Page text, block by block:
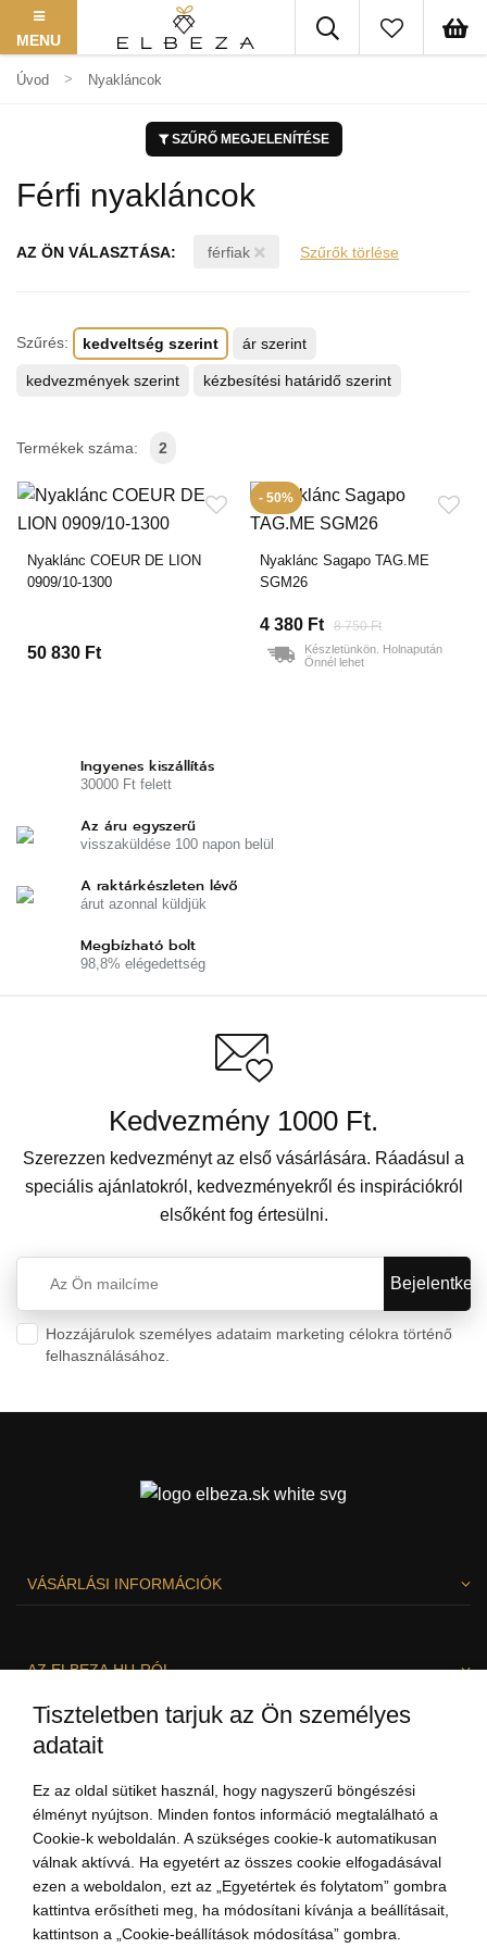
MENU
Úvod Nyakláncok
SZŰRŐ MEGJELENÍTÉSE
Férfi nyakláncok
AZ ÖN VÁLASZTÁSA: férfiak Szűrők törlése
Szűrés: kedveltség szerint ár szerint
kedvezmények szerint kézbesítési határidő szerint
Termékek száma: 2
Nyaklánc COEUR DE LION
0909/10-1300
50 830 Ft
- 50%
Nyaklánc Sagapo TAG.ME
SGM26
4 380 Ft 8 750 Ft
Készletünkön. Holnapután
Önnél lehet
Ingyenes kiszállítás
30000 Ft felett
Az áru egyszerű
visszaküldése 100 napon belül
A raktárkészleten lévő
árut azonnal küldjük
Megbízható bolt
98,8% elégedettség
Kedvezmény 1000 Ft.
Szerezzen kedvezményt az első vásárlására. Ráadásul a
speciális ajánlatokról, kedvezményekről és inspirációkról
elsőként fog értesülni.
Hozzájárulok személyes adataim marketing célokra történő
felhasználásához.
VÁSÁRLÁSI INFORMÁCIÓK
AZ ELBEZA.HU-RÓL
Tiszteletben tarjuk az Ön személyes
adatait
Ez az oldal sütiket használ, hogy nagyszerű böngészési
élményt nyújtson. Minden fontos információ megtalálható a
Cookie-k weboldalán. A szükséges cookie-k automatikusan
válnak aktívvá. Ha egyetért az összes cookie elfogadásával
ezen a weboldalon, ezt az „Egyetértek és folytatom” gombra
kattintva erősítheti meg, ha módosítani kívánja a beállításait,
kattintson a „Cookie-beállítások módosítása” gombra.